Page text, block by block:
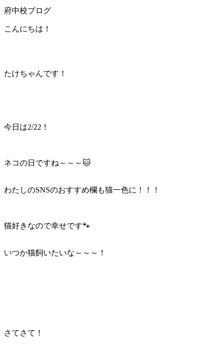
府中校ブログ
こんにちは！
たけちゃんです！
今日は2/22！
ネコの日ですね～～～🐱
わたしのSNSのおすすめ欄も猫一色に！！！
猫好きなので幸せです🐾
いつか猫飼いたいな～～～！
さてさて！